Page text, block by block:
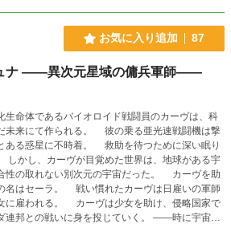
お気に入り追加 87
ナ ――異次元星域の傭兵軍師――
命体であるバイオロイド戦闘員のカーヴは、科
未来にて作られる。 彼の乗る亜光速戦闘機は撃
ある惑星に不時着。 救助を待つために深い眠り
性の取れない別次元の宇宙だった。 カーヴを助
名はセーラ。 戦い慣れたカーヴは日雇いの軍師
ーヴは少女を助け、侵略国家で
との戦いに身を投じていく。 ――時に宇宙暦